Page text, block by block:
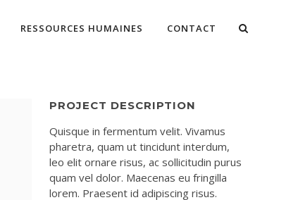
RESSOURCES HUMAINES CONTACT
PROJECT DESCRIPTION
Quisque in fermentum velit. Vivamus
pharetra, quam ut tincidunt interdum,
leo elit ornare risus, ac sollicitudin purus
quam vel dolor. Maecenas eu fringilla
lorem. Praesent id adipiscing risus.